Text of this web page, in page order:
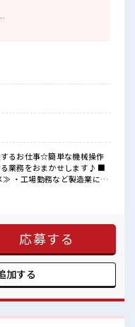
定食がいただけます！
♪
るお仕事☆簡単な機械操作
業務をおまかせします♪ ■
≫ ・工場勤務など製造業に興
方。 ≪動きやすい制服アリ
あり≫ 月曜から金曜の日中
ただけます！ ≪無料の駐車
クラクですね♪ ■職場
勤務で高収入をゲット！ 残
実しそうですね！ カンタン
経験さんにオススメのお仕
応募する
加する